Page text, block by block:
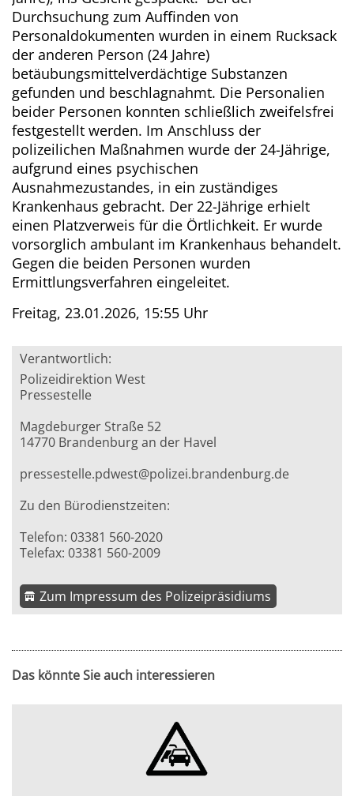
Durchsuchung zum Auffinden von
Personaldokumenten wurden in einem Rucksack
der anderen Person (24 Jahre)
betäubungsmittelverdächtige Substanzen
gefunden und beschlagnahmt. Die Personalien
beider Personen konnten schließlich zweifelsfrei
festgestellt werden. Im Anschluss der
polizeilichen Maßnahmen wurde der 24-Jährige,
aufgrund eines psychischen
Ausnahmezustandes, in ein zuständiges
Krankenhaus gebracht. Der 22-Jährige erhielt
einen Platzverweis für die Örtlichkeit. Er wurde
vorsorglich ambulant im Krankenhaus behandelt.
Gegen die beiden Personen wurden
Ermittlungsverfahren eingeleitet.
Freitag, 23.01.2026, 15:55 Uhr
Verantwortlich:
Polizeidirektion West
Pressestelle
Magdeburger Straße 52
14770 Brandenburg an der Havel
pressestelle.pdwest@polizei.brandenburg.de
Zu den Bürodienstzeiten:
Telefon: 03381 560-2020
Telefax: 03381 560-2009
Zum Impressum des Polizeipräsidiums
Das könnte Sie auch interessieren